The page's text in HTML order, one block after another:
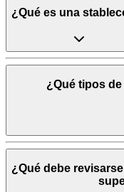
¿Qué es una
¿Qué tipos
¿Qué debe